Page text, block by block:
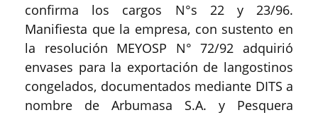
confirma los cargos N°s 22 y 23/96.
Manifiesta que la empresa, con sustento en
la resolución MEYOSP N° 72/92 adquirió
envases para la exportación de langostinos
congelados, documentados mediante DITS a
nombre de Arbumasa S.A. y Pesquera